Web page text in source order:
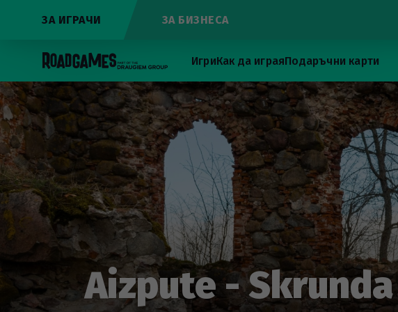
ЗА ИГРАЧИ ЗА БИЗНЕСА
ИгриКак да играяПодаръчни карти
Aizpute -